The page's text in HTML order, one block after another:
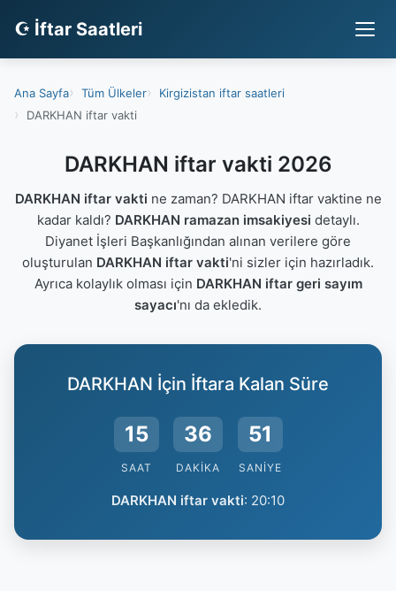
☪ İftar Saatleri
Ana Sayfa Tüm Ülkeler
Kirgizistan iftar saatleri
DARKHAN iftar vakti
DARKHAN iftar vakti 2026
DARKHAN iftar vakti ne zaman? DARKHAN iftar vaktine ne
kadar kaldı? DARKHAN ramazan imsakiyesi detaylı.
Diyanet İşleri Başkanlığından alınan verilere göre
oluşturulan DARKHAN iftar vakti'ni sizler için hazırladık.
Ayrıca kolaylık olması için DARKHAN iftar geri sayım
sayacı'nı da ekledik.
DARKHAN İçin İftara Kalan Süre
15
SAAT
36
DAKIKA
50
SANIYE
DARKHAN iftar vakti: 20:10